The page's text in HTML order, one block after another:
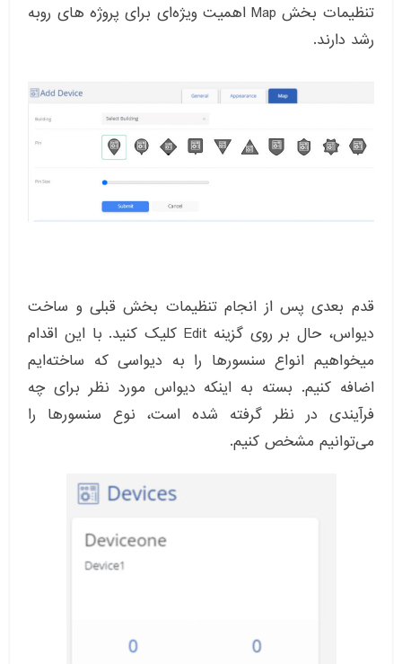
تنظیمات بخش Map اهمیت ویژه‌ای برای پروژه های روبه
رشد دارند.
قدم بعدی پس از انجام تنظیمات بخش قبلی و ساخت
دیواس، حال بر روی گزینه Edit کلیک کنید. با این اقدام
میخواهیم انواع سنسورها را به دیواسی که ساخته‌ایم
اضافه کنیم. بسته به اینکه دیواس مورد نظر برای چه
فرآیندی در نظر گرفته شده است، نوع سنسورها را
می‌توانیم مشخص کنیم.